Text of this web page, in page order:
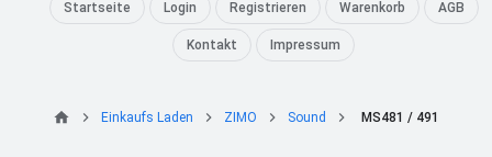
Startseite Login Registrieren Warenkorb AGB
Kontakt Impressum
Einkaufs Laden ZIMO Sound MS481 / 491